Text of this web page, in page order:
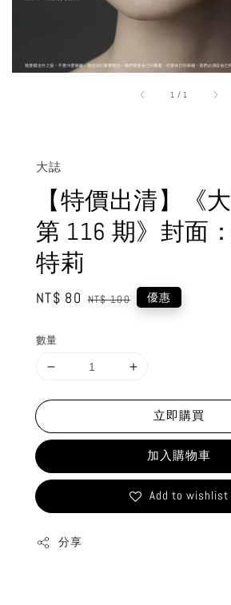
1 / 1
大誌
【特價出清】《
第 116 期》封面
特莉
Sale
NT$ 80 Regular
NT$ 100 優惠
數量
立即購買
加入購物車
Add to wishlist
分享